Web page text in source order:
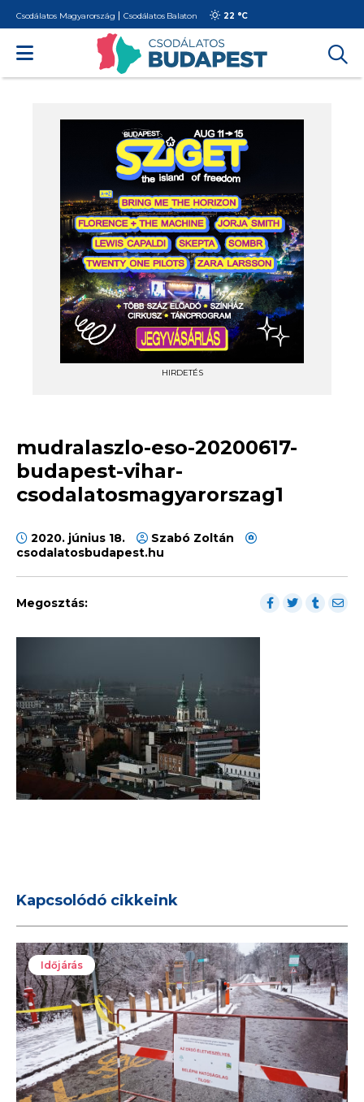
Csodálatos Magyarország Csodálatos Balaton 22 °C
HIRDETÉS
mudralaszlo-eso-20200617-
budapest-vihar-
csodalatosmagyarorszag1
2020. június 18.
Szabó Zoltán
csodalatosbudapest.hu
Megosztás:
Kapcsolódó cikkeink
Időjárás